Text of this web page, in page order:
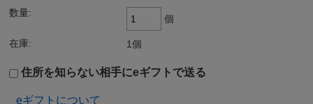
数量:
個
在庫: 1個
住所を知らない相手にeギフトで送る
eギフトについて